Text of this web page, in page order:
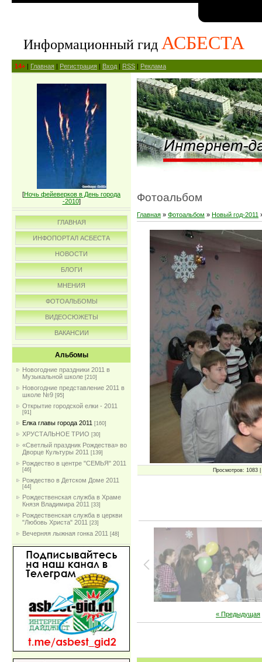
Информационный гид АСБЕСТА
14+ | Главная | Регистрация | Вход | RSS | Реклама
[Ночь фейеверков в День города
-2010]
ГЛАВНАЯ
ИНФОПОРТАЛ АСБЕСТА
НОВОСТИ
БЛОГИ
МНЕНИЯ
ФОТОАЛЬБОМЫ
ВИДЕОСЮЖЕТЫ
ВАКАНСИИ
Альбомы
Новогодние праздники 2011 в
Музыкальной школе [210]
Новогодние представление 2011 в
школе №9 [95]
Открытие городской елки - 2011
[91]
Елка главы города 2011 [160]
ХРУСТАЛЬНОЕ ТРИО [30]
«Светлый праздник Рождества» во
Дворце Культуры 2011 [139]
Рождество в центре "СЕМЬЯ" 2011
[46]
Рождество в Детском Доме 2011
[44]
Рождественская служба в Храме
Князя Владимира 2011 [33]
Рождественская служба в церкви
"Любовь Христа" 2011 [23]
Вечерняя лыжная гонка 2011 [48]
Фотоальбом
Главная » Фотоальбом » Новый год-2011
Просмотров: 1083
« Предыдущая